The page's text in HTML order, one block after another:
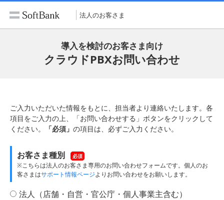
法人のお客さま
導入を検討のお客さま向け
クラウドPBXお問い合わせ
ご入力いただいた情報をもとに、担当者より連絡いたします。各
項目をご入力の上、「お問い合わせする」ボタンをクリックして
ください。
「必須」 の項目は、必ずご入力ください。
お客さま種別 必須
※こちらは法人のお客さま専用のお問い合わせフォームです。個人のお
客さまはサポート情報ページよりお問い合わせをお願いします。
法人（店舗・自営・官公庁・個人事業主含む）